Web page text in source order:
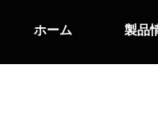
ホーム 製品